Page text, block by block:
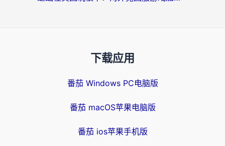
下载应用
番茄 Windows PC电脑版
番茄 macOS苹果电脑版
番茄 ios苹果手机版